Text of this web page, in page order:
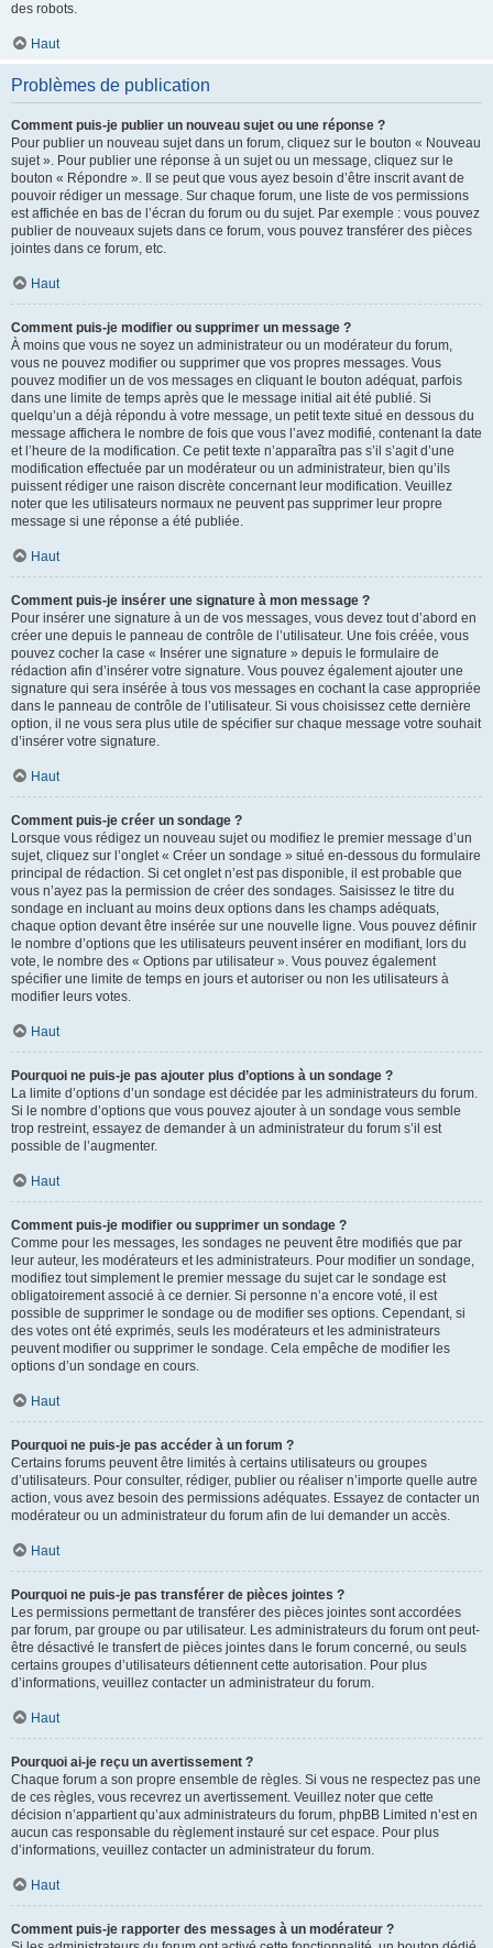
des robots.
Haut
Problèmes de publication
Comment puis-je publier un nouveau sujet ou une réponse ?
Pour publier un nouveau sujet dans un forum, cliquez sur le bouton « Nouveau
sujet ». Pour publier une réponse à un sujet ou un message, cliquez sur le
bouton « Répondre ». Il se peut que vous ayez besoin d’être inscrit avant de
pouvoir rédiger un message. Sur chaque forum, une liste de vos permissions
est affichée en bas de l’écran du forum ou du sujet. Par exemple : vous pouvez
publier de nouveaux sujets dans ce forum, vous pouvez transférer des pièces
jointes dans ce forum, etc.
Haut
Comment puis-je modifier ou supprimer un message ?
À moins que vous ne soyez un administrateur ou un modérateur du forum,
vous ne pouvez modifier ou supprimer que vos propres messages. Vous
pouvez modifier un de vos messages en cliquant le bouton adéquat, parfois
dans une limite de temps après que le message initial ait été publié. Si
quelqu’un a déjà répondu à votre message, un petit texte situé en dessous du
message affichera le nombre de fois que vous l’avez modifié, contenant la date
et l’heure de la modification. Ce petit texte n’apparaîtra pas s’il s’agit d’une
modification effectuée par un modérateur ou un administrateur, bien qu’ils
puissent rédiger une raison discrète concernant leur modification. Veuillez
noter que les utilisateurs normaux ne peuvent pas supprimer leur propre
message si une réponse a été publiée.
Haut
Comment puis-je insérer une signature à mon message ?
Pour insérer une signature à un de vos messages, vous devez tout d’abord en
créer une depuis le panneau de contrôle de l’utilisateur. Une fois créée, vous
pouvez cocher la case « Insérer une signature » depuis le formulaire de
rédaction afin d’insérer votre signature. Vous pouvez également ajouter une
signature qui sera insérée à tous vos messages en cochant la case appropriée
dans le panneau de contrôle de l’utilisateur. Si vous choisissez cette dernière
option, il ne vous sera plus utile de spécifier sur chaque message votre souhait
d’insérer votre signature.
Haut
Comment puis-je créer un sondage ?
Lorsque vous rédigez un nouveau sujet ou modifiez le premier message d’un
sujet, cliquez sur l’onglet « Créer un sondage » situé en-dessous du formulaire
principal de rédaction. Si cet onglet n’est pas disponible, il est probable que
vous n’ayez pas la permission de créer des sondages. Saisissez le titre du
sondage en incluant au moins deux options dans les champs adéquats,
chaque option devant être insérée sur une nouvelle ligne. Vous pouvez définir
le nombre d’options que les utilisateurs peuvent insérer en modifiant, lors du
vote, le nombre des « Options par utilisateur ». Vous pouvez également
spécifier une limite de temps en jours et autoriser ou non les utilisateurs à
modifier leurs votes.
Haut
Pourquoi ne puis-je pas ajouter plus d’options à un sondage ?
La limite d’options d’un sondage est décidée par les administrateurs du forum.
Si le nombre d’options que vous pouvez ajouter à un sondage vous semble
trop restreint, essayez de demander à un administrateur du forum s’il est
possible de l’augmenter.
Haut
Comment puis-je modifier ou supprimer un sondage ?
Comme pour les messages, les sondages ne peuvent être modifiés que par
leur auteur, les modérateurs et les administrateurs. Pour modifier un sondage,
modifiez tout simplement le premier message du sujet car le sondage est
obligatoirement associé à ce dernier. Si personne n’a encore voté, il est
possible de supprimer le sondage ou de modifier ses options. Cependant, si
des votes ont été exprimés, seuls les modérateurs et les administrateurs
peuvent modifier ou supprimer le sondage. Cela empêche de modifier les
options d’un sondage en cours.
Haut
Pourquoi ne puis-je pas accéder à un forum ?
Certains forums peuvent être limités à certains utilisateurs ou groupes
d’utilisateurs. Pour consulter, rédiger, publier ou réaliser n’importe quelle autre
action, vous avez besoin des permissions adéquates. Essayez de contacter un
modérateur ou un administrateur du forum afin de lui demander un accès.
Haut
Pourquoi ne puis-je pas transférer de pièces jointes ?
Les permissions permettant de transférer des pièces jointes sont accordées
par forum, par groupe ou par utilisateur. Les administrateurs du forum ont peut-
être désactivé le transfert de pièces jointes dans le forum concerné, ou seuls
certains groupes d’utilisateurs détiennent cette autorisation. Pour plus
d’informations, veuillez contacter un administrateur du forum.
Haut
Pourquoi ai-je reçu un avertissement ?
Chaque forum a son propre ensemble de règles. Si vous ne respectez pas une
de ces règles, vous recevrez un avertissement. Veuillez noter que cette
décision n’appartient qu’aux administrateurs du forum, phpBB Limited n’est en
aucun cas responsable du règlement instauré sur cet espace. Pour plus
d’informations, veuillez contacter un administrateur du forum.
Haut
Comment puis-je rapporter des messages à un modérateur ?